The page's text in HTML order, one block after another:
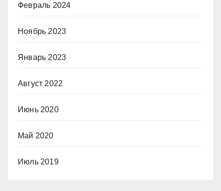
Февраль 2024
Ноябрь 2023
Январь 2023
Август 2022
Июнь 2020
Май 2020
Июль 2019